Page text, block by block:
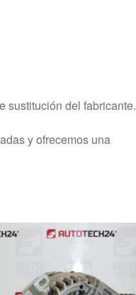
sustitución del fabricante.
y ofrecemos una